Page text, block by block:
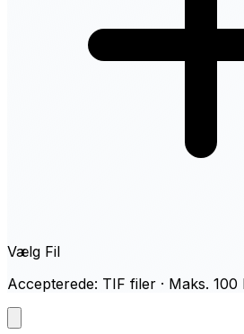
Vælg Fil
Accepterede: TIF filer · Maks.